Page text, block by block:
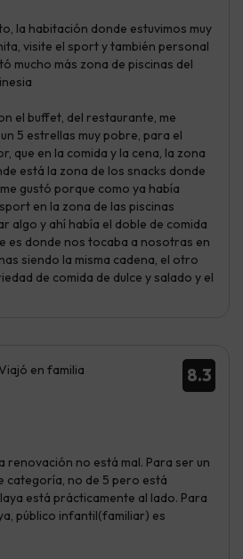
la habitación donde estuvimos muy
visite el sport y también personal
mucho más zona de piscinas del
el buffet, del restaurante, me
5 estrellas muy pobre, para el
que en la comida y la cena, la zona
está la zona de los snacks donde
gustó porque como ya había
en la zona de las piscinas
algo y ahí había el doble de comida
es donde nos tocaba a nosotras en
siendo la misma cadena, el otro
de comida de dulce y salado y el
8.3
en familia
renovación no está mal. Para ser un
categoría, no de 5 pero está
está prácticamente al lado. Para
público infantil(familiar) es